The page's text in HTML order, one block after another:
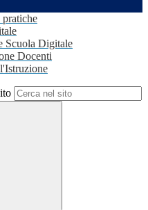
Scuola Digitale
Docenti